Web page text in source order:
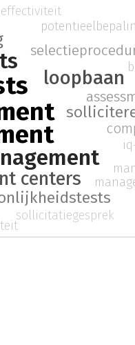
loopbaan
centers
sollicitatiegesprek